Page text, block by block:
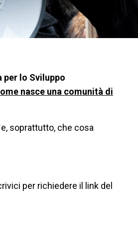
per lo Sviluppo
nasce una comunità di
e, soprattutto, che cosa
per richiedere il link del